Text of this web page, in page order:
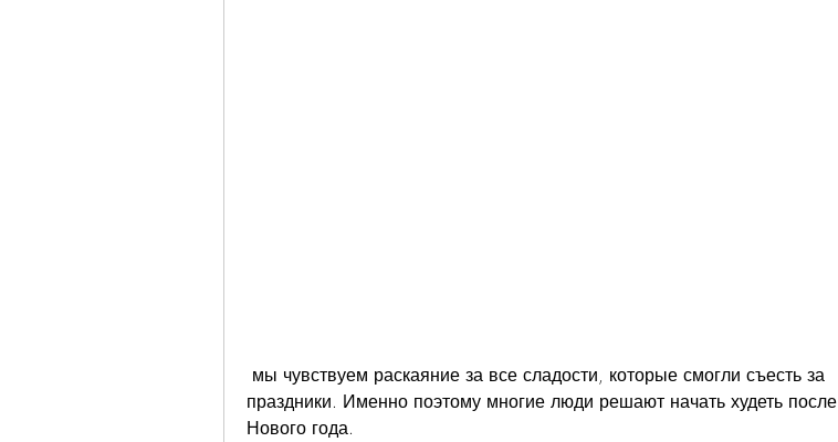
праздники. Именно поэтому многие люди решают начать худеть после
Нового года.